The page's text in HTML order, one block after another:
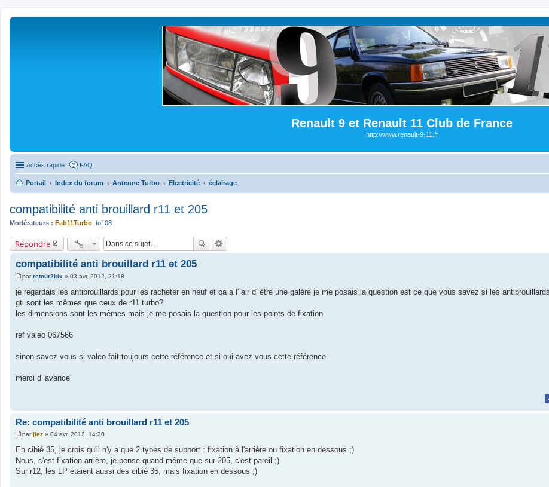
Renault 9 et Renault 11 Club de France
http://www.renault-9-11.fr
Accès rapide FAQ
Portail Index du forum Antenne Turbo Electricité éclairage
compatibilité anti brouillard r11 et 205
Modérateurs : Fab11Turbo tof 08
Répondre
compatibilité anti brouillard r11 et 205
M
s
s
g
parretour2kix » 03 avr. 2012, 21:18
je regardais les antibrouillards pour les racheter en neuf et ça a l' air d' être une galère je me posais la question est ce que vous savez si les
gti sont les mêmes que ceux de r11 turbo?
les dimensions sont les mêmes mais je me posais la question pour les points de fixation
ref valeo 067566
sinon savez vous si valeo fait toujours cette référence et si oui avez vous cette référence
merci d' avance
Re: compatibilité anti brouillard r11 et 205
M
s
s
g
parjlez » 04 avr. 2012, 14:30
En cibié 35, je crois qu'il n'y a que 2 types de support : fixation à l'arrière ou fixation en dessous ;)
Nous, c'est fixation arrière, je pense quand même que sur 205, c'est pareil ;)
Sur r12, les LP étaient aussi des cibié 35, mais fixation en dessous ;)